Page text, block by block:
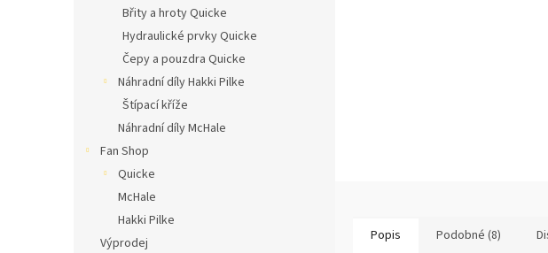
Břity a hroty Quicke
Hydraulické prvky Quicke
Čepy a pouzdra Quicke
Náhradní díly Hakki Pilke
Štípací kříže
Náhradní díly McHale
Fan Shop
Quicke
McHale
Hakki Pilke
Výprodej
Popis Podobné (8)